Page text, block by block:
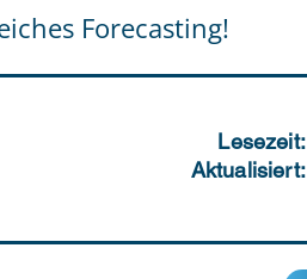
Forecasting!
Lesezeit:
Aktualisiert: